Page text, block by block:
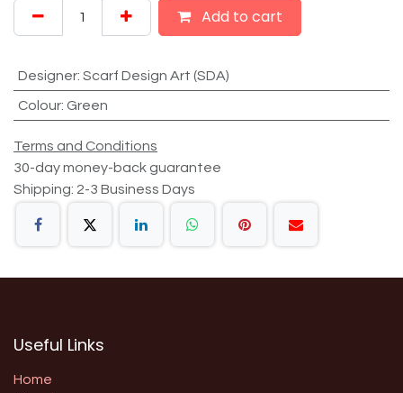
Add to cart
Designer: Scarf Design Art (SDA)
Colour: Green
Terms and Conditions
30-day money-back guarantee
Shipping: 2-3 Business Days
Useful Links
Home